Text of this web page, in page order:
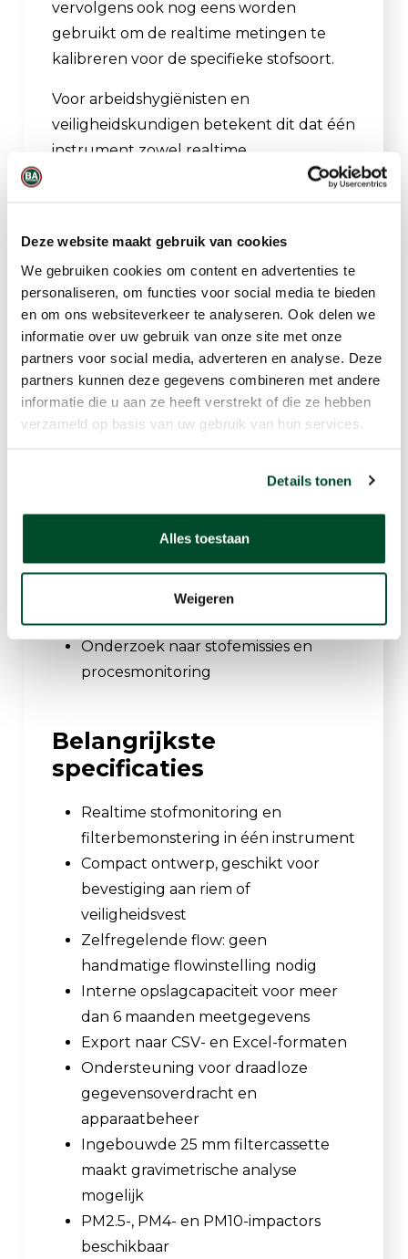
Deze website maakt gebruik van cookies
We gebruiken cookies om content en advertenties te
personaliseren, om functies voor social media te bieden
en om ons websiteverkeer te analyseren. Ook delen we
informatie over uw gebruik van onze site met onze
partners voor social media, adverteren en analyse. Deze
partners kunnen deze gegevens combineren met andere
informatie die u aan ze heeft verstrekt of die ze hebben
verzameld op basis van uw gebruik van hun services.
Details tonen
Alles toestaan
Weigeren
vervolgens ook nog eens worden
gebruikt om de realtime metingen te
kalibreren voor de specifieke stofsoort.
Voor arbeidshygiënisten en
veiligheidskundigen betekent dit dat één
instrument zowel realtime
blootstellingsinformatie als een juridisch
afzonderlijke pomp of extra
bemonsteringsapparatuur.
Toepassingen
Persoonlijke blootstellingsmetingen
op de werkplek
Hout- en metaalverwerkende
Farmaceutische productie
Industriële hygiëne en
arbeidsveiligheid
Onderzoek naar stofemissies en
procesmonitoring
Belangrijkste
specificaties
Realtime stofmonitoring en
filterbemonstering in één instrument
Compact ontwerp, geschikt voor
bevestiging aan riem of
veiligheidsvest
Zelfregelende flow: geen
handmatige flowinstelling nodig
Interne opslagcapaciteit voor meer
dan 6 maanden meetgegevens
Export naar CSV- en Excel-formaten
Ondersteuning voor draadloze
gegevensoverdracht en
apparaatbeheer
Ingebouwde 25 mm filtercassette
maakt gravimetrische analyse
mogelijk
PM2.5-, PM4- en PM10-impactors
beschikbaar